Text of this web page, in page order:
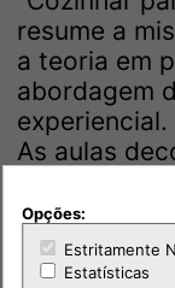
resume a
a teoria em
abordagem
experiencial.
As aulas
permitindo
em
Cidadania,
Opções:
Estritamente
Estatísticas